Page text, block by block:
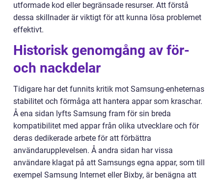
utformade kod eller begränsade resurser. Att förstå
dessa skillnader är viktigt för att kunna lösa problemet
effektivt.
Historisk genomgång av för-
och nackdelar
Tidigare har det funnits kritik mot Samsung-enheternas
stabilitet och förmåga att hantera appar som kraschar.
Å ena sidan lyfts Samsung fram för sin breda
kompatibilitet med appar från olika utvecklare och för
deras dedikerade arbete för att förbättra
användarupplevelsen. Å andra sidan har vissa
användare klagat på att Samsungs egna appar, som till
exempel Samsung Internet eller Bixby, är benägna att